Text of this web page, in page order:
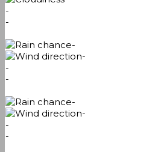
-
-
-
-
-
-
-
-
-
-